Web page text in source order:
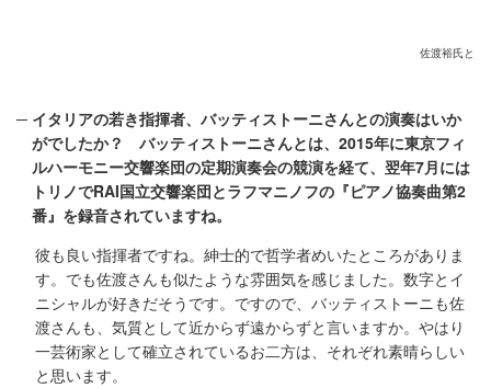
佐渡裕氏と
イタリアの若き指揮者、バッティストーニさんとの演奏はいか
がでしたか？ バッティストーニさんとは、2015年に東京フィ
ルハーモニー交響楽団の定期演奏会の競演を経て、翌年7月には
トリノでRAI国立交響楽団とラフマニノフの『ピアノ協奏曲第2
番』を録音されていますね。
彼も良い指揮者ですね。紳士的で哲学者めいたところがありま
す。でも佐渡さんも似たような雰囲気を感じました。数字とイ
ニシャルが好きだそうです。ですので、バッティストーニも佐
渡さんも、気質として近からず遠からずと言いますか。やはり
一芸術家として確立されているお二方は、それぞれ素晴らしい
と思います。